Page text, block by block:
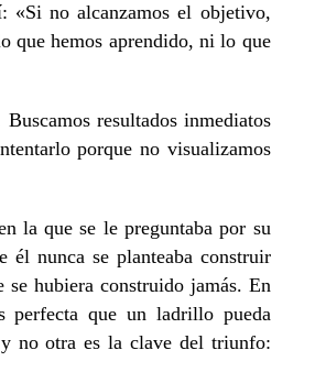
«Si no alcanzamos el objetivo,
que hemos aprendido, ni lo que
resultados inmediatos
porque no visualizamos
la que se le preguntaba por su
nunca se planteaba construir
se hubiera construido jamás. En
perfecta que un ladrillo pueda
no otra es la clave del triunfo: